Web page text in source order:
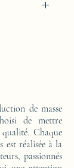
de masse
de mettre
Chaque
est réalisée à la
passionnés